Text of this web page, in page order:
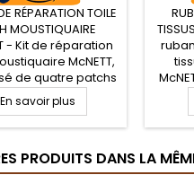
RÉPARATION TOILE
MOUSTIQUAIRE
- Kit de réparation
McNETT,
de quatre patchs
de réparation
prédécoupées et
Transparentes
ou accroc tout en
En savoir plus
PRODUITS DANS LA